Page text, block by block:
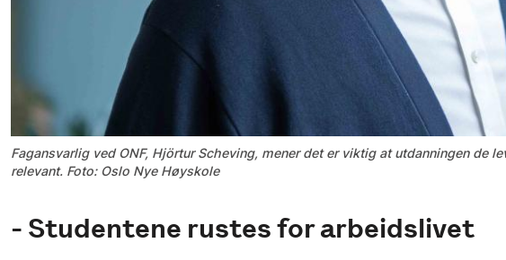
Fagansvarlig ved ONF, Hjörtur Scheving, mener det er viktig at utdanningen de
relevant. Foto: Oslo Nye Høyskole
- Studentene rustes for arbeidslivet